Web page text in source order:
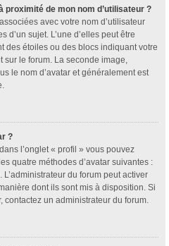
de mon nom d’utilisateur ?
avec votre nom d’utilisateur
d’un sujet. L’une d’elles peut être
des étoiles ou des blocs indiquant votre
sur le forum. La seconde image,
le nom d’avatar et généralement est
?
l’onglet « profil » vous pouvez
quatre méthodes d’avatar suivantes :
du forum peut activer
dont ils sont mis à disposition. Si
contactez un administrateur du forum.